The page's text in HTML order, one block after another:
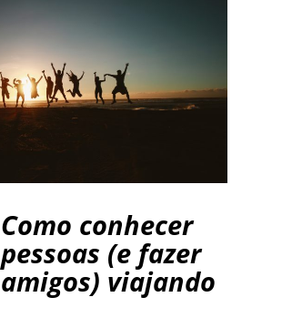
Como conhecer
pessoas (e fazer
amigos) viajando